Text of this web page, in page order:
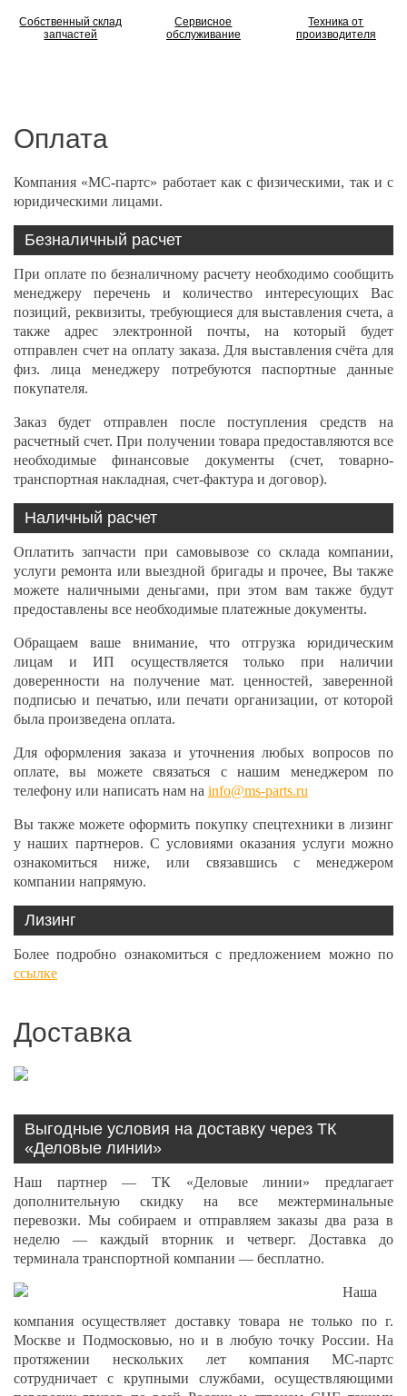
Собственный склад
запчастей
Сервисное
обслуживание
Техника от
производителя
Оплата
Компания «МС-партс» работает как с физическими, так и с
юридическими лицами.
Безналичный расчет
При оплате по безналичному расчету необходимо сообщить
менеджеру перечень и количество интересующих Вас
позиций, реквизиты, требующиеся для выставления счета, а
также адрес электронной почты, на который будет
отправлен счет на оплату заказа. Для выставления счёта для
физ. лица менеджеру потребуются паспортные данные
покупателя.
Заказ будет отправлен после поступления средств на
расчетный счет. При получении товара предоставляются все
необходимые финансовые документы (счет, товарно-
транспортная накладная, счет-фактура и договор).
Наличный расчет
Оплатить запчасти при самовывозе со склада компании,
услуги ремонта или выездной бригады и прочее, Вы также
можете наличными деньгами, при этом вам также будут
предоставлены все необходимые платежные документы.
Обращаем ваше внимание, что отгрузка юридическим
лицам и ИП осуществляется только при наличии
доверенности на получение мат. ценностей, заверенной
подписью и печатью, или печати организации, от которой
была произведена оплата.
Для оформления заказа и уточнения любых вопросов по
оплате, вы можете связаться с нашим менеджером по
телефону или написать нам на info@ms-parts.ru
Вы также можете оформить покупку спецтехники в лизинг
у наших партнеров. С условиями оказания услуги можно
ознакомиться ниже, или связавшись с менеджером
компании напрямую.
Лизинг
Более подробно ознакомиться с предложением можно по
ссылке
Доставка
Выгодные условия на доставку через ТК
«Деловые линии»
Наш партнер — ТК «Деловые линии» предлагает
дополнительную скидку на все межтерминальные
перевозки. Мы собираем и отправляем заказы два раза в
неделю — каждый вторник и четверг. Доставка до
терминала транспортной компании — бесплатно.
Наша
компания осуществляет доставку товара не только по г.
Москве и Подмосковью, но и в любую точку России. На
протяжении нескольких лет компания МС-партс
сотрудничает с крупными службами, осуществляющими